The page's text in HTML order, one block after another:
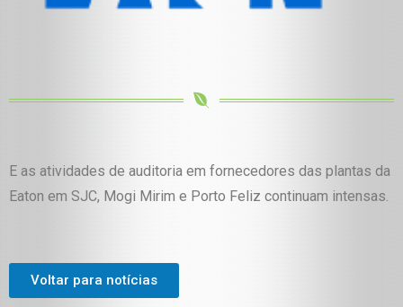
E as atividades de auditoria em fornecedores das plantas da
Eaton em SJC, Mogi Mirim e Porto Feliz continuam intensas.
Voltar para notícias